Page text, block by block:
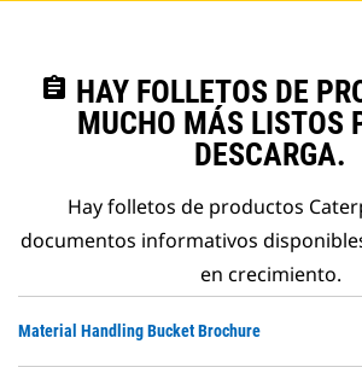
assignment HAY FOLLETOS DE
MUCHO MÁS LISTOS
DESCARGA.
Hay folletos de productos
documentos informativos
en crecimiento.
Material Handling Bucket Brochure